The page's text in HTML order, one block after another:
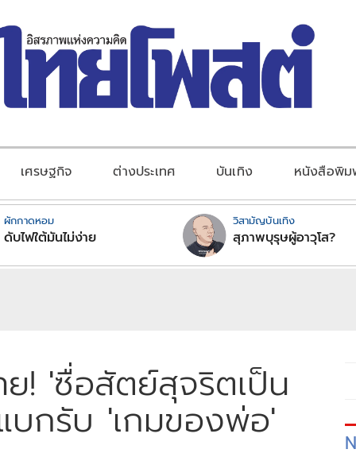
เศรษฐกิจ ต่างประเทศ บันเทิง หนังสือพิ
ผักกาดหอม
ดับไฟใต้มันไม่ง่าย
วิสามัญบันเทิง
สุภาพบุรุษผู้อาวุโส?
ย! 'ซื่อสัตย์สุจริตเป็น
บกรับ 'เกมของพ่อ'